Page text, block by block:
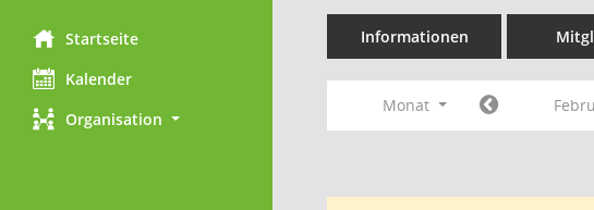
Startseite
Kalender
Organisation
Informationen
Monat